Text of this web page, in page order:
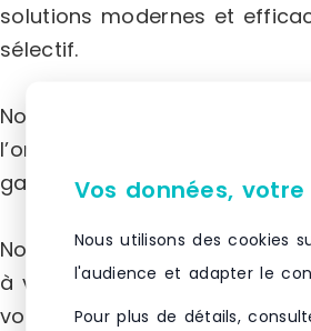
solutions modernes et
sélectif.
Nous accordons une
l’origine de fabrication de
garantir leur qualité et leur
Nos conseillers sont
à vos questions ou vous
vos projets, du lundi au
Vos données, votre
Nous utilisons des cookies
l'audience et adapter le
Pour plus de détails,